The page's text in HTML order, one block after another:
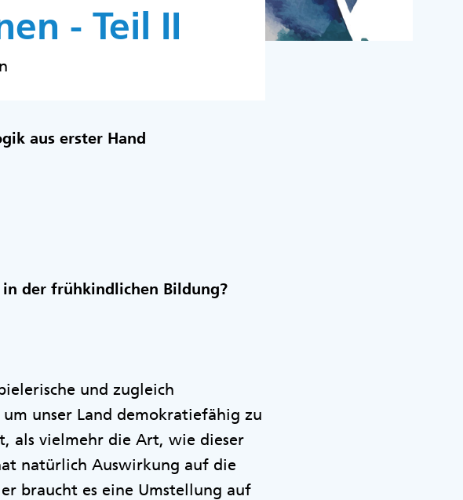
- Teil II
aus erster Hand
der frühkindlichen Bildung?
und zugleich
unser Land demokratiefähig zu
als vielmehr die Art, wie dieser
natürlich Auswirkung auf die
braucht es eine Umstellung auf